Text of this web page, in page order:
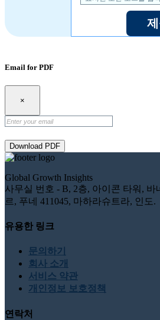
Email for PDF
×
Download PDF
Global Growth Insights
사무실 번호 - B, 2층, 아이콘 타워, 바
르, 푸네 411045, 마하라슈트라, 인도.
유용한 링크
문의하기
회사 소개
서비스 약관
개인정보 보호정책
연락처